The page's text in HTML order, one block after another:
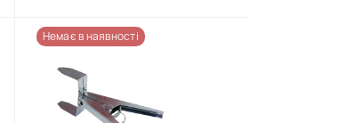
Немає в наявності